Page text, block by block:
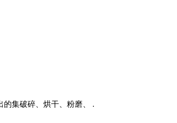
集破碎、烘干、粉磨、 .